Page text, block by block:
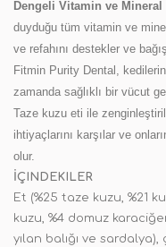
Dengeli Vitamin ve Mineral
duyduğu tüm vitamin ve
ve refahını destekler ve
Fitmin Purity Dental,
zamanda sağlıklı bir vücut
Taze kuzu eti ile
ihtiyaçlarını karşılar ve
olur.
İÇINDEKILER
Et (%25 taze kuzu, %21
kuzu, %4 domuz
yılan balığı ve